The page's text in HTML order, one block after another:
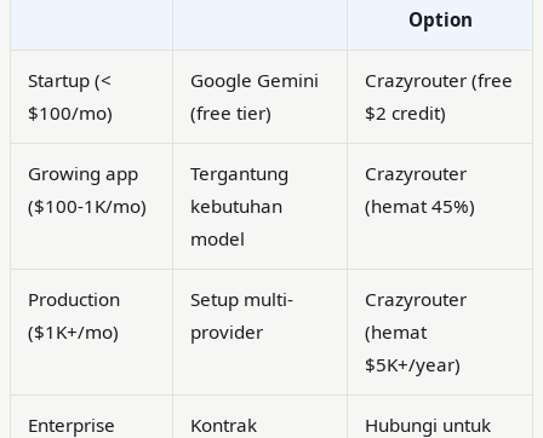
Option
Startup (<
$100/mo)
Google Gemini
(free tier)
Crazyrouter (free
$2 credit)
Growing app
($100-1K/mo)
Tergantung
kebutuhan
model
Crazyrouter
(hemat 45%)
Production
($1K+/mo)
Setup multi-
provider
Crazyrouter
(hemat
$5K+/year)
Enterprise
Kontrak
Hubungi untuk